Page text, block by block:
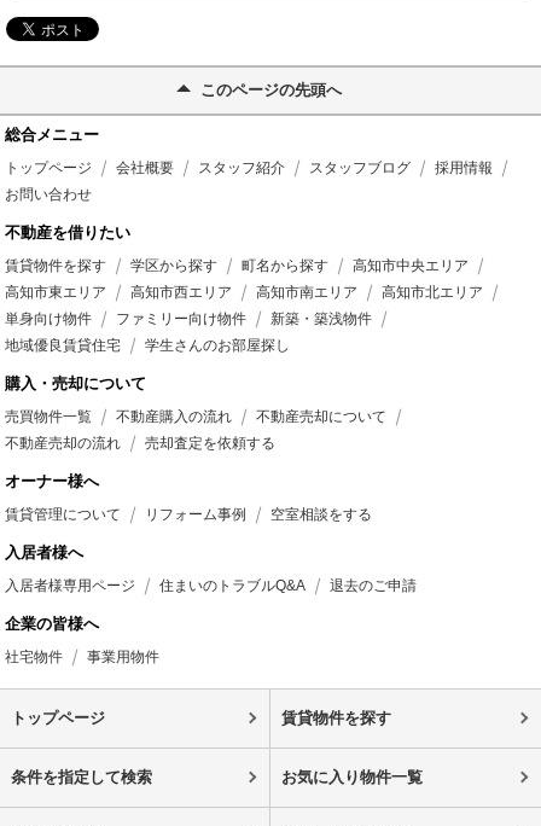
このページの先頭へ
総合メニュー
トップページ 会社概要 スタッフ紹介 スタッフブログ
採用情報
お問い合わせ
不動産を借りたい
賃貸物件を探す 学区から探す 町名から探す
高知市中央エリア
高知市東エリア
高知市西エリア 高知市南エリア
高知市北エリア
単身向け物件
ファミリー向け物件
新築・築浅物件
地域優良賃貸住宅
学生さんのお部屋探し
購入・売却について
売買物件一覧 不動産購入の流れ
不動産売却について
不動産売却の流れ
売却査定を依頼する
オーナー様へ
賃貸管理について リフォーム事例 空室相談をする
入居者様へ
入居者様専用ページ 住まいのトラブルQ&A 退去のご申請
企業の皆様へ
社宅物件 事業用物件
トップページ 賃貸物件を探す
条件を指定して検索 お気に入り物件一覧